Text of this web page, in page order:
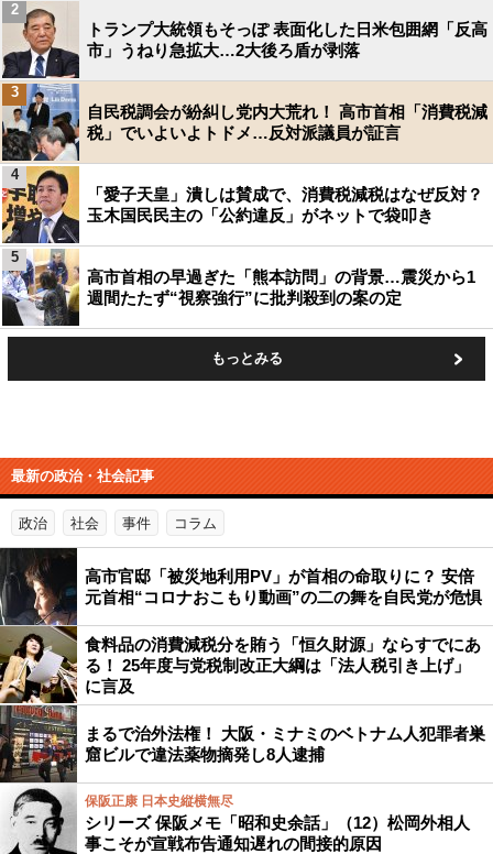
トランプ大統領もそっぽ 表面化した日米包囲網「反高
市」うねり急拡大…2大後ろ盾が剥落
2
自民税調会が紛糾し党内大荒れ！ 高市首相「消費税減
税」でいよいよトドメ…反対派議員が証言
3
「愛子天皇」潰しは賛成で、消費税減税はなぜ反対？
玉木国民民主の「公約違反」がネットで袋叩き
4
高市首相の早過ぎた「熊本訪問」の背景…震災から1
週間たたず“視察強行”に批判殺到の案の定
5
もっとみる
最新の政治・社会記事
政治 社会 事件 コラム
高市官邸「被災地利用PV」が首相の命取りに？ 安倍
元首相“コロナおこもり動画”の二の舞を自民党が危惧
食料品の消費減税分を賄う「恒久財源」ならすでにあ
る！ 25年度与党税制改正大綱は「法人税引き上げ」
に言及
まるで治外法権！ 大阪・ミナミのベトナム人犯罪者巣
窟ビルで違法薬物摘発し8人逮捕
保阪正康 日本史縦横無尽
シリーズ 保阪メモ「昭和史余話」（12）松岡外相人
事こそが宣戦布告通知遅れの間接的原因